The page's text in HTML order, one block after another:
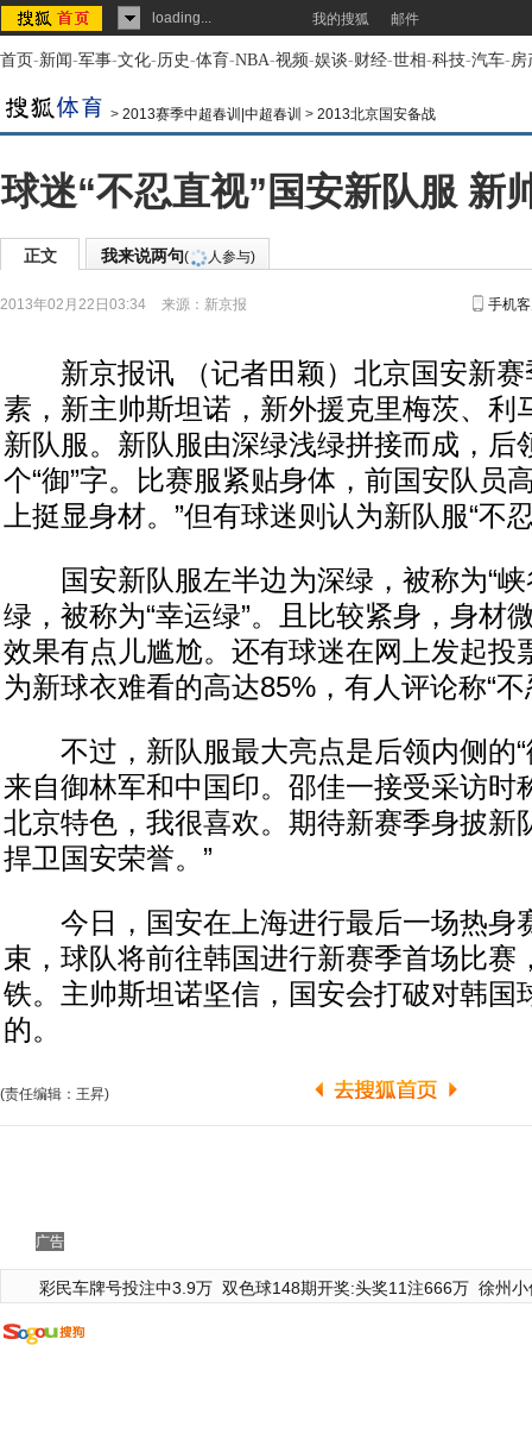
loading... 我的搜狐 邮件
首页-新闻-军事-文化-历史-体育-NBA-视频-娱谈-财经-世相-科技-汽车-房
> 2013赛季中超春训|中超春训 > 2013北京国安备战
球迷“不忍直视”国安新队服 新
正文 我来说两句( 人参与)
2013年02月22日03:34 来源： 新京报 手机
新京报讯 （记者田颖）北京国安新赛
素，新主帅斯坦诺，新外援克里梅茨、利
新队服。新队服由深绿浅绿拼接而成，后
个“御”字。比赛服紧贴身体，前国安队员
上挺显身材。”但有球迷则认为新队服“不
国安新队服左半边为深绿，被称为“峡
绿，被称为“幸运绿”。且比较紧身，身材
效果有点儿尴尬。还有球迷在网上发起投
为新球衣难看的高达85%，有人评论称“不
不过，新队服最大亮点是后领内侧的“
来自御林军和中国印。邵佳一接受采访时
北京特色，我很喜欢。期待新赛季身披新
捍卫国安荣誉。”
今日，国安在上海进行最后一场热身
束，球队将前往韩国进行新赛季首场比赛
铁。主帅斯坦诺坚信，国安会打破对韩国
的。
(责任编辑：王昇)
广告
彩民车牌号投注中3.9万 双色球148期开奖:头奖11注666万 徐州